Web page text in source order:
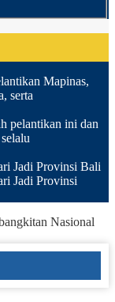
Mapinas,
serta
pelantikan ini dan
Jadi Provinsi Bali
Jadi Provinsi
Nasional